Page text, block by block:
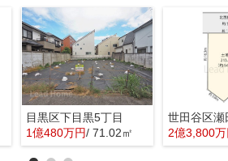
目黒区下目黒5丁目
1億480万円/ 71.02㎡
世田谷区瀬
2億3,800